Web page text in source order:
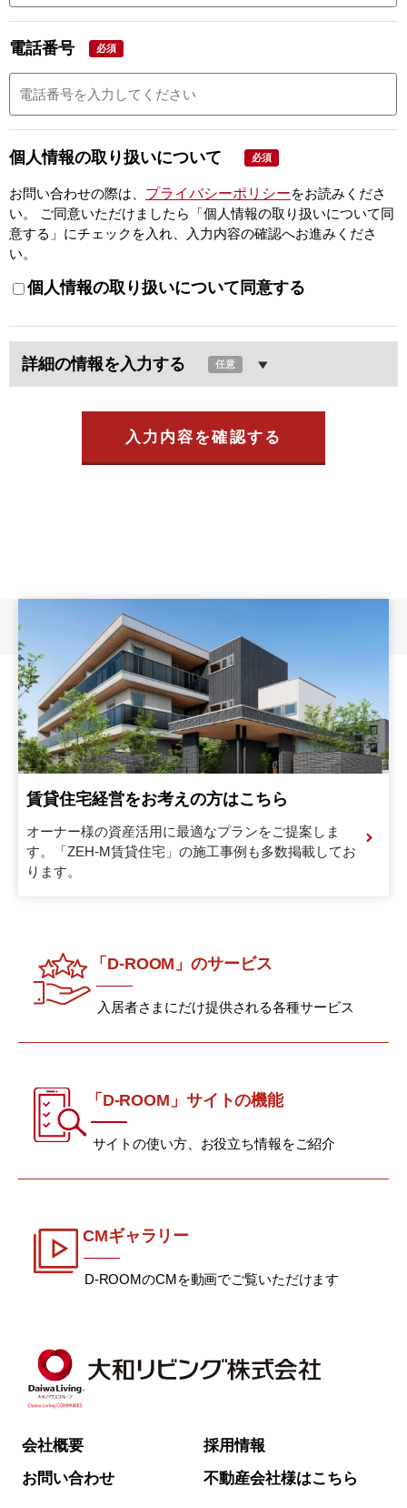
電話番号 必須
個人情報の取り扱いについて 必須
お問い合わせの際は、 プライバシーポリシーをお読みくださ
い。
ご同意いただけましたら「個人情報の取り扱いについて同
意する」にチェックを入れ、入力内容の確認へお進みくださ
い。
個人情報の取り扱いについて同意する
詳細の情報を入力する 任意
入力内容を確認する
賃貸住宅経営をお考えの方はこちら
オーナー様の資産活用に最適なプランをご提案しま
す。
「ZEH-M賃貸住宅」の施工事例も多数掲載してお
ります。
「D-ROOM」のサービス
入居者さまにだけ提供される各種サービス
「D-ROOM」サイトの機能
サイトの使い方、お役立ち情報をご紹介
CMギャラリー
D-ROOMのCMを動画でご覧いただけます
会社概要
採用情報
お問い合わせ
不動産会社様はこちら